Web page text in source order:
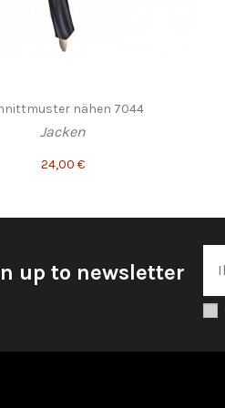
nähen 7044
Jacken
24,00 €
up to newsletter